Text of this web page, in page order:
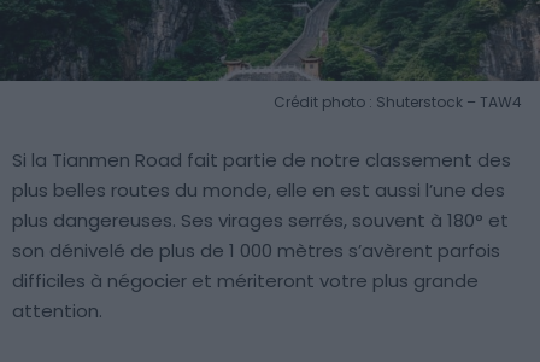
Crédit photo : Shuterstock – TAW4
Si la Tianmen Road fait partie de notre classement des
plus belles routes du monde, elle en est aussi l’une des
plus dangereuses. Ses virages serrés, souvent à 180° et
son dénivelé de plus de 1 000 mètres s’avèrent parfois
difficiles à négocier et mériteront votre plus grande
attention.